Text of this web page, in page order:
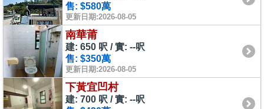
售: $580萬
更新日期:2026-08-05
南華莆
建: 650 呎 / 實: --呎
售: $350萬
更新日期:2026-08-05
下黃宜凹村
建: 700 呎 / 實: --呎